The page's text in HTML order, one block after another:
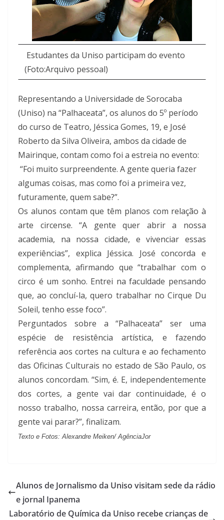
Estudantes da Uniso participam do evento
(Foto:Arquivo pessoal)
Representando a Universidade de Sorocaba
(Uniso) na “Palhaceata”, os alunos do 5º período
do curso de Teatro, Jéssica Gomes, 19, e José
Roberto da Silva Oliveira, ambos da cidade de
Mairinque, contam como foi a estreia no evento:
“Foi muito surpreendente. A gente queria fazer
algumas coisas, mas como foi a primeira vez,
futuramente, quem sabe?”.
Os alunos contam que têm planos com relação à
arte circense. “A gente quer abrir a nossa
academia, na nossa cidade, e vivenciar essas
experiências”, explica Jéssica. José concorda e
complementa, afirmando que “trabalhar com o
circo é um sonho. Entrei na faculdade pensando
que, ao concluí-la, quero trabalhar no Cirque Du
Soleil, tenho esse foco”.
Perguntados sobre a “Palhaceata” ser uma
espécie de resistência artística, e fazendo
referência aos cortes na cultura e ao fechamento
das Oficinas Culturais no estado de São Paulo, os
alunos concordam. “Sim, é. E, independentemente
dos cortes, a gente vai dar continuidade, é o
nosso trabalho, nossa carreira, então, por que a
gente vai parar?”, finalizam.
Texto e Fotos: Alexandre Meiken/ AgênciaJor
Alunos de Jornalismo da Uniso visitam sede da rádio
e jornal Ipanema
Laboratório de Química da Uniso recebe crianças de